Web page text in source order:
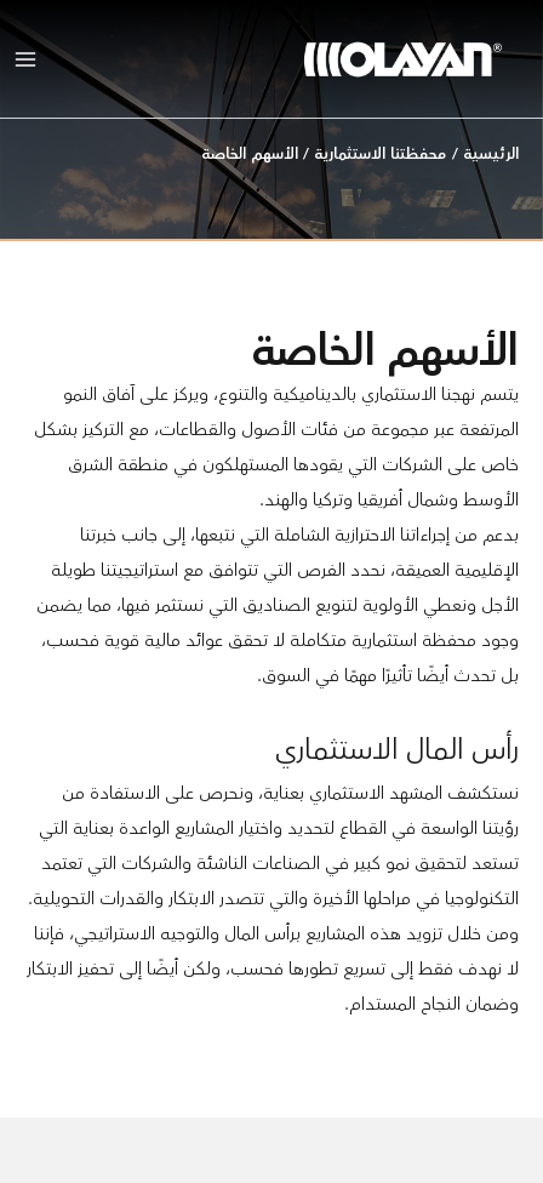
المحتوى
الرئيسية / محفظتنا الاستثمارية / الأسهم الخاصة
الأسهم الخاصة
يتسم نهجنا الاستثماري بالديناميكية والتنوع، ويركز على آفاق النمو
المرتفعة عبر مجموعة من فئات الأصول والقطاعات، مع التركيز بشكل
خاص على الشركات التي يقودها المستهلكون في منطقة الشرق
الأوسط وشمال أفريقيا وتركيا والهند.
بدعم من إجراءاتنا الاحترازية الشاملة التي نتبعها، إلى جانب خبرتنا
الإقليمية العميقة، نحدد الفرص التي تتوافق مع استراتيجيتنا طويلة
الأجل ونعطي الأولوية لتنويع الصناديق التي نستثمر فيها، مما يضمن
وجود محفظة استثمارية متكاملة لا تحقق عوائد مالية قوية فحسب،
بل تحدث أيضًا تأثيرًا مهمًا في السوق.
رأس المال الاستثماري
نستكشف المشهد الاستثماري بعناية، ونحرص على الاستفادة من
رؤيتنا الواسعة في القطاع لتحديد واختيار المشاريع الواعدة بعناية التي
تستعد لتحقيق نمو كبير في الصناعات الناشئة والشركات التي تعتمد
التكنولوجيا في مراحلها الأخيرة والتي تتصدر الابتكار والقدرات التحويلية.
ومن خلال تزويد هذه المشاريع برأس المال والتوجيه الاستراتيجي، فإننا
لا نهدف فقط إلى تسريع تطورها فحسب، ولكن أيضًا إلى تحفيز الابتكار
وضمان النجاح المستدام.